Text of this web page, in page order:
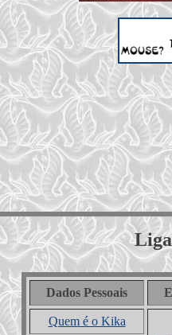
Dados Pessoais
Quem é o Kika